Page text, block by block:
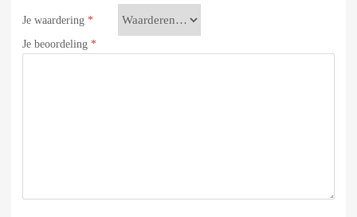
Je waardering *
Je beoordeling *